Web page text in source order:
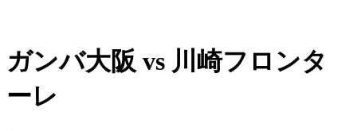
ガンバ大阪 vs 川崎フロンタ
ーレ